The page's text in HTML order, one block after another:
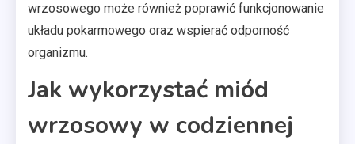
wrzosowego może również poprawić funkcjonowanie
układu pokarmowego oraz wspierać odporność
organizmu.
Jak wykorzystać miód
wrzosowy w codziennej